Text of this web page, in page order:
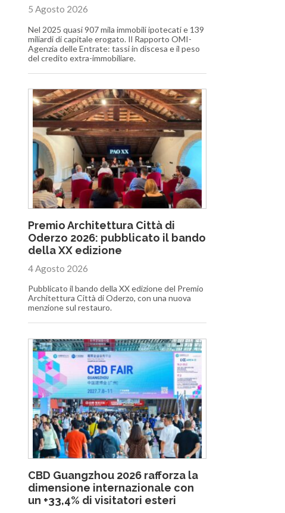
5 Agosto 2026
Nel 2025 quasi 907 mila immobili ipotecati e 139
miliardi di capitale erogato. Il Rapporto OMI-
Agenzia delle Entrate: tassi in discesa e il peso
del credito extra-immobiliare.
Premio Architettura Città di
Oderzo 2026: pubblicato il bando
della XX edizione
4 Agosto 2026
Pubblicato il bando della XX edizione del Premio
Architettura Città di Oderzo, con una nuova
menzione sul restauro.
CBD Guangzhou 2026 rafforza la
dimensione internazionale con
un +33,4% di visitatori esteri